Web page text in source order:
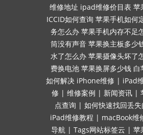
维修地址 ipad维修价目表 苹
ICCID如何查询 苹果手机如何
务怎么办 苹果手机内存不足
筒没有声音 苹果换主板多少
水了怎么办 苹果摄像头坏了
费换电池 苹果换屏多少钱 白
如何解决 iPhone维修 | iPad
修 | 维修案例 | 新闻资讯 |
点查询 | 如何快速找回丢
iPad维修教程 | macBook维
导航 | Tags网站标签云 | 苹